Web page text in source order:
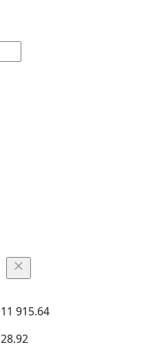
11 915.64
28.92